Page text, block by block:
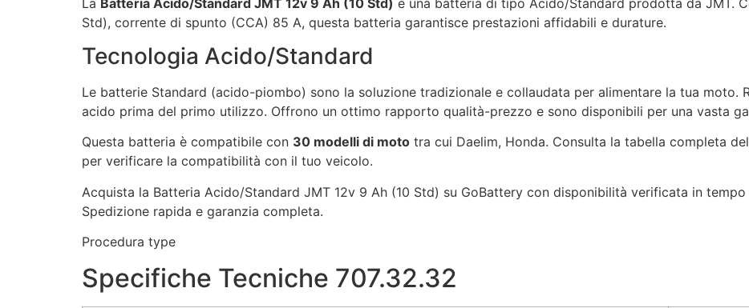
Std), corrente di spunto (CCA) 85 A, questa batteria garantisce prestazioni affidabili e durature.
Tecnologia Acido/Standard
Le batterie Standard (acido-piombo) sono la soluzione tradizionale e collaudata per alimentare la tua moto.
acido prima del primo utilizzo. Offrono un ottimo rapporto qualità-prezzo e sono disponibili per una vasta
Questa batteria è compatibile con 30 modelli di moto tra cui Daelim, Honda. Consulta la tabella completa
per verificare la compatibilità con il tuo veicolo.
Acquista la Batteria Acido/Standard JMT 12v 9 Ah (10 Std) su GoBattery con disponibilità verificata in
Spedizione rapida e garanzia completa.
Procedura type
Specifiche Tecniche 707.32.32